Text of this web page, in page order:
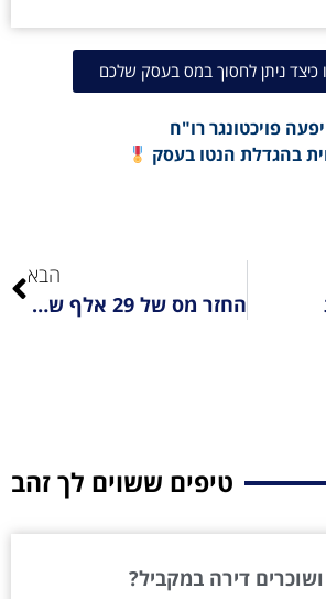
כיצד ניתן לחסוך במס בעסק שלכם
יפעה פויכטונגר רו"ח
בהגדלת הנטו בעסק
הבא
החזר מס של 29 אלף ש"ח במקום תשלום כפול
טיפים ששוים לך זהב
דירה במקביל?